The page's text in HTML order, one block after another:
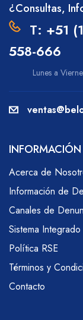
¿Consultas,
T: +51
558-666
Lunes a
INFORMACIÓN
Acerca de
Información de
Canales de
Sistema
Política RSE
Términos y
Contacto